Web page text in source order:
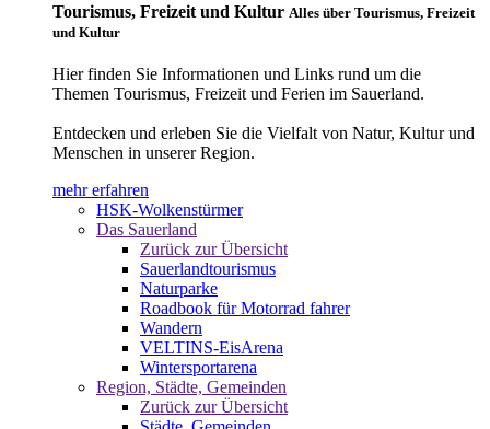
Tourismus, Freizeit und Kultur Alles über Tourismus, Freizeit
und Kultur
Hier finden Sie Informationen und Links rund um die
Themen Tourismus, Freizeit und Ferien im Sauerland.
Entdecken und erleben Sie die Vielfalt von Natur, Kultur und
Menschen in unserer Region.
mehr erfahren
HSK-Wolkenstürmer
Das Sauerland
Zurück zur Übersicht
Sauerlandtourismus
Naturparke
Roadbook für Motorrad fahrer
Wandern
VELTINS-EisArena
Wintersportarena
Region, Städte, Gemeinden
Zurück zur Übersicht